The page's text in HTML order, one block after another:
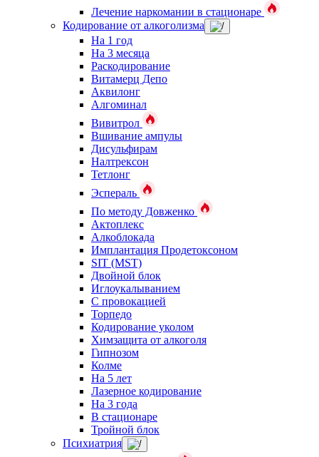
Лечение наркомании в стационаре
Кодирование от алкоголизма
На 1 год
На 3 месяца
Раскодирование
Витамерц Депо
Аквилонг
Алгоминал
Вивитрол
Вшивание ампулы
Дисульфирам
Налтрексон
Тетлонг
Эспераль
По методу Довженко
Актоплекс
Алкоблокада
Имплантация Продетоксоном
SIT (MST)
Двойной блок
Иглоукалыванием
С провокацией
Торпедо
Кодирование уколом
Химзащита от алкоголя
Гипнозом
Колме
На 5 лет
Лазерное кодирование
На 3 года
В стационаре
Тройной блок
Психиатрия